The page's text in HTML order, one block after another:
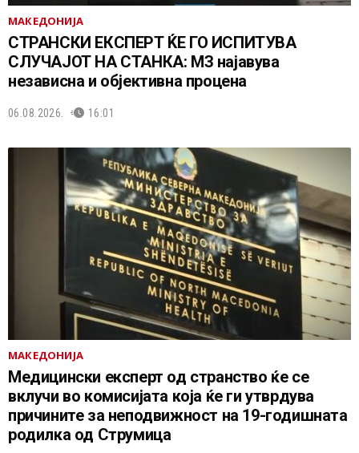
МАКЕДОНИЈА
СТРАНСКИ ЕКСПЕРТ ЌЕ ГО ИСПИТУВА
СЛУЧАЈОТ НА СТАНКА: МЗ најавува
независна и објективна процена
06.08.2026. 16:01
МАКЕДОНИЈА
Медицински експерт од странство ќе се
вклучи во комисијата која ќе ги утврдува
причините за неподвижност на 19-годишната
родилка од Струмица